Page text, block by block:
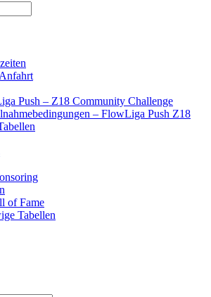
Push – Z18 Community Challenge
– FlowLiga Push Z18
of Fame
Tabellen